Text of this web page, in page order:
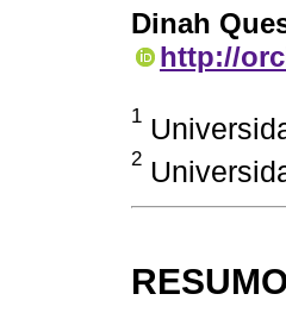
Dinah
http://
1
2
RESUMO